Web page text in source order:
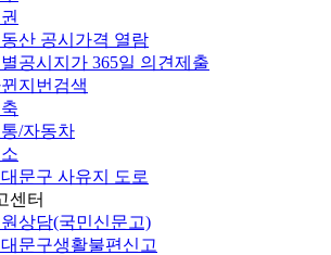
산 공시가격 열람
공시지가 365일 의견제출
지번검색
/자동차
문구 사유지 도로
센터
상담(국민신문고)
문구생활불편신고